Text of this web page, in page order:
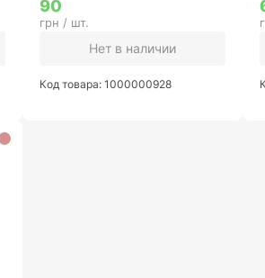
90
грн / шт.
Нет в наличии
Код товара: 1000000928